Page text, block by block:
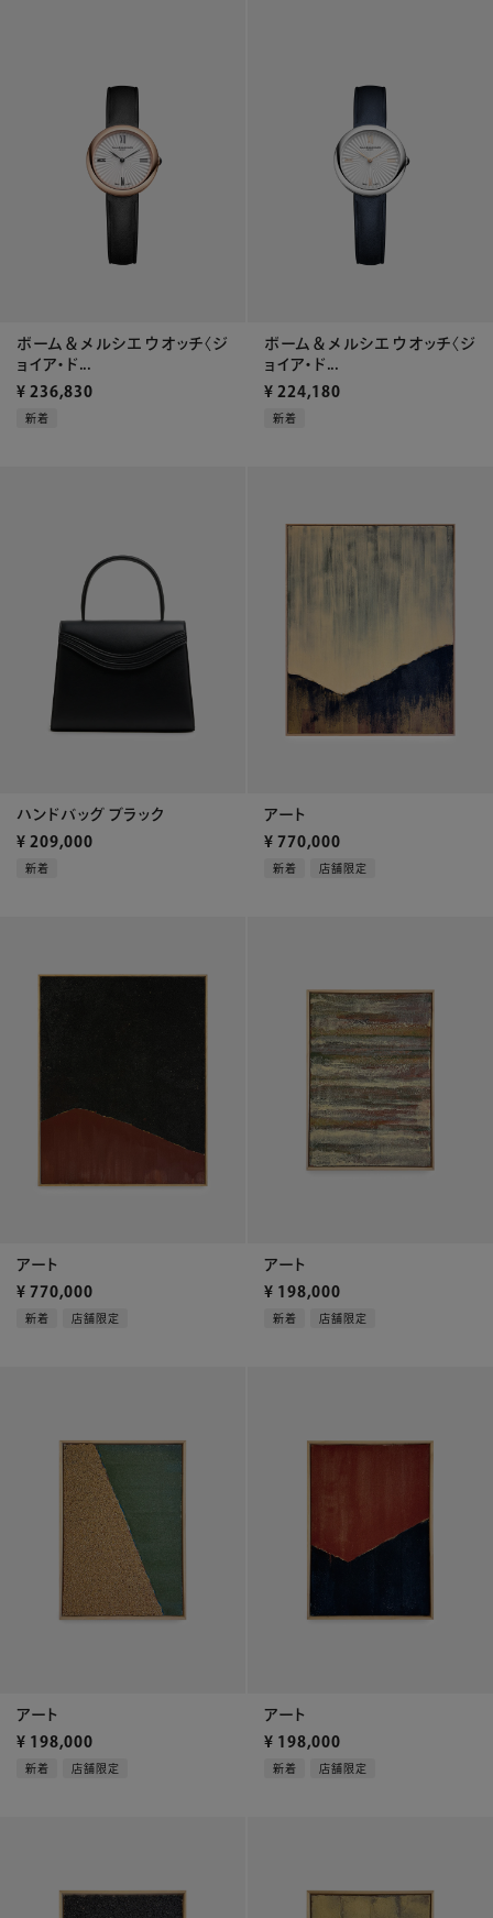
ボーム＆メルシエ ウオッチ〈ジ
ョイア・ド...
¥ 236,830
新着
ボーム＆メルシエ ウオッチ〈ジ
ョイア・ド...
¥ 224,180
新着
ハンドバッグ ブラック
¥ 209,000
新着
アート
¥ 770,000
新着 店舗限定
アート
¥ 770,000
新着 店舗限定
アート
¥ 198,000
新着 店舗限定
アート
¥ 198,000
新着 店舗限定
アート
¥ 198,000
新着 店舗限定